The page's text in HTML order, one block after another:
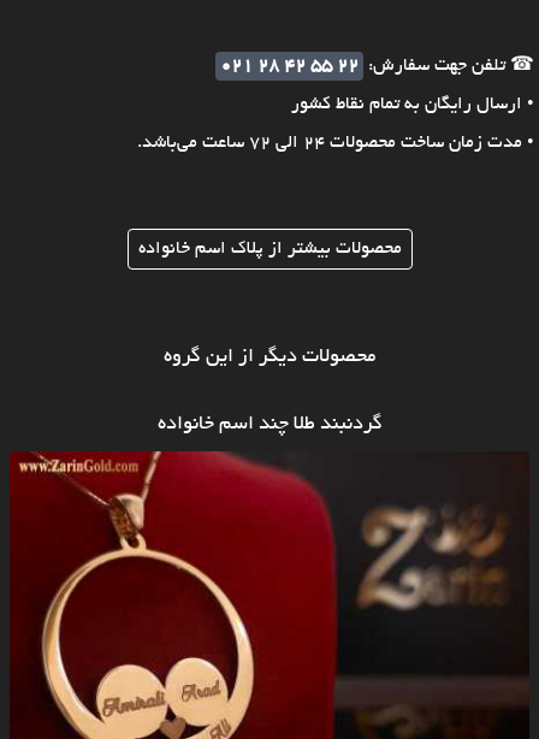
☎ تلفن جهت سفارش:
021 28 42 55 22
• ارسال رایگان به تمام نقاط کشور
• مدت زمان ساخت محصولات 24 الی 72 ساعت می‌باشد.
محصولات بیشتر از پلاک اسم خانواده
محصولات دیگر از این گروه
گردنبند طلا چند اسم خانواده